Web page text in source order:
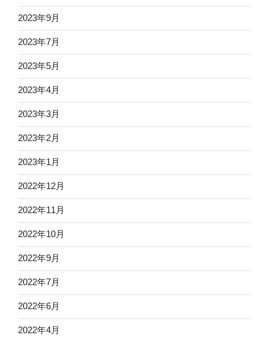
2023年9月
2023年7月
2023年5月
2023年4月
2023年3月
2023年2月
2023年1月
2022年12月
2022年11月
2022年10月
2022年9月
2022年7月
2022年6月
2022年4月